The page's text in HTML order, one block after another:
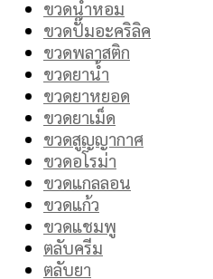
ขวดน้ำหอม
ขวดปั๊มอะคริลิค
ขวดพลาสติก
ขวดยาน้ำ
ขวดยาหยอด
ขวดยาเม็ด
ขวดสูญญากาศ
ขวดอโรม่า
ขวดแกลลอน
ขวดแก้ว
ขวดแชมพู
ตลับครีม
ตลับยา